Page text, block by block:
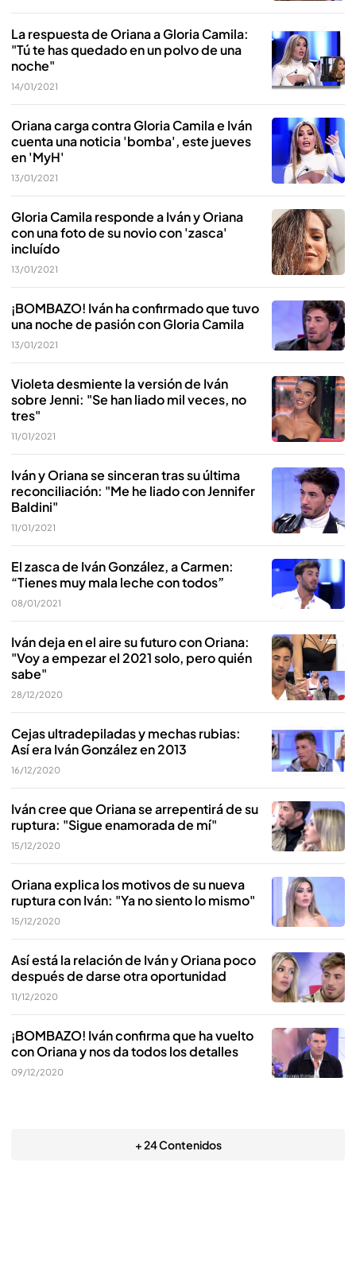
La respuesta de Oriana a Gloria Camila:
"Tú te has quedado en un polvo de una
noche"
14/01/2021
Oriana carga contra Gloria Camila e Iván
cuenta una noticia 'bomba', este jueves
en 'MyH'
13/01/2021
Gloria Camila responde a Iván y Oriana
con una foto de su novio con 'zasca'
incluído
13/01/2021
¡BOMBAZO! Iván ha confirmado que tuvo
una noche de pasión con Gloria Camila
13/01/2021
Violeta desmiente la versión de Iván
sobre Jenni: "Se han liado mil veces, no
tres"
11/01/2021
Iván y Oriana se sinceran tras su última
reconciliación: "Me he liado con Jennifer
Baldini"
11/01/2021
El zasca de Iván González, a Carmen:
“Tienes muy mala leche con todos”
08/01/2021
Iván deja en el aire su futuro con Oriana:
"Voy a empezar el 2021 solo, pero quién
sabe"
28/12/2020
Cejas ultradepiladas y mechas rubias:
Así era Iván González en 2013
16/12/2020
Iván cree que Oriana se arrepentirá de su
ruptura: "Sigue enamorada de mí"
15/12/2020
Oriana explica los motivos de su nueva
ruptura con Iván: "Ya no siento lo mismo"
15/12/2020
Así está la relación de Iván y Oriana poco
después de darse otra oportunidad
11/12/2020
¡BOMBAZO! Iván confirma que ha vuelto
con Oriana y nos da todos los detalles
09/12/2020
+ 24 Contenidos